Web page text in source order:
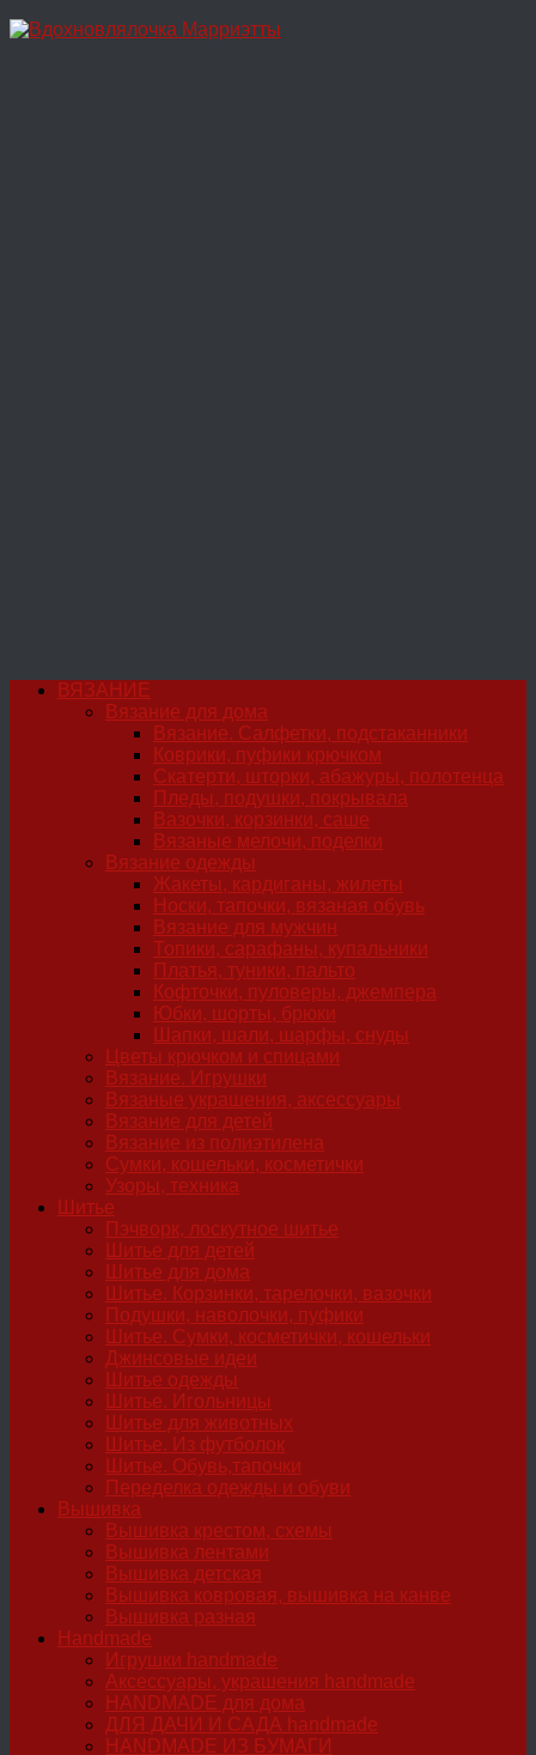
Перейти
ВЯЗАНИЕ
Вязание для дома
Вязание. Салфетки, подстаканники
Коврики, пуфики крючком
Скатерти, шторки, абажуры, полотенца
Пледы, подушки, покрывала
Вазочки, корзинки, саше
Вязаные мелочи, поделки
Вязание одежды
Жакеты, кардиганы, жилеты
Носки, тапочки, вязаная обувь
Вязание для мужчин
Топики, сарафаны, купальники
Платья, туники, пальто
Кофточки, пуловеры, джемпера
Юбки, шорты, брюки
Шапки, шали, шарфы, снуды
Цветы крючком и спицами
Вязание. Игрушки
Вязаные украшения, аксессуары
Вязание для детей
Вязание из полиэтилена
Сумки, кошельки, косметички
Узоры, техника
Шитье
Пэчворк, лоскутное шитье
Шитье для детей
Шитье для дома
Шитье. Корзинки, тарелочки, вазочки
Подушки, наволочки, пуфики
Шитье. Сумки, косметички, кошельки
Джинсовые идеи
Шитье одежды
Шитье. Игольницы
Шитье для животных
Шитье. Из футболок
Шитье. Обувь,тапочки
Переделка одежды и обуви
Вышивка
Вышивка крестом, схемы
Вышивка лентами
Вышивка детская
Вышивка ковровая, вышивка на канве
Вышивка разная
Handmade
Игрушки handmade
Аксессуары, украшения handmade
HANDMADE для дома
ДЛЯ ДАЧИ И САДА handmade
HANDMADE ИЗ БУМАГИ